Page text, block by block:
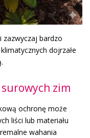
bardzo
dojrzałe
zim
ochronę może
liści lub materiału
wahania